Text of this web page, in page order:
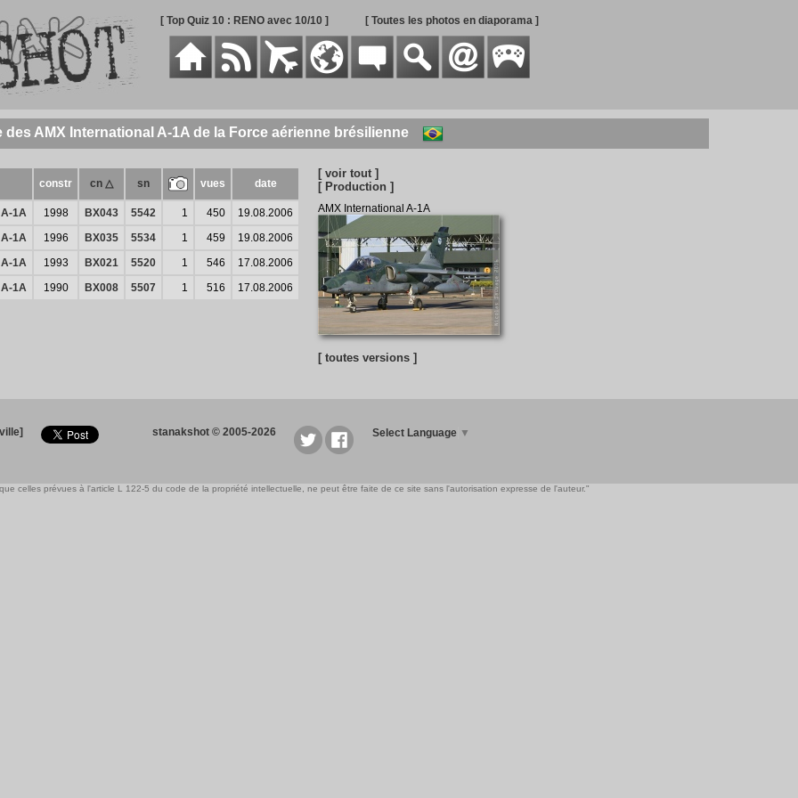
[ Top Quiz 10 : RENO avec 10/10 ] [ Toutes les photos en diaporama ]
des AMX International A-1A de la Force aérienne brésilienne
constr cn △ sn vues date
1A 1998 BX043 5542 1 450
19.08.2006
1A
1996 BX035 5534 1 459
19.08.2006
1A
1993 BX021 5520 1 546
17.08.2006
1A
1990 BX008 5507 1 516 17.08.2006
[ voir tout ]
[ Production ]
AMX International A-1A
[ toutes versions ]
stanakshot © 2005-2026 Select Language ▼
celles prévues à l'article L 122-5 du code de la propriété intellectuelle, ne peut être faite de ce site sans l'autorisation expresse de l'auteur."